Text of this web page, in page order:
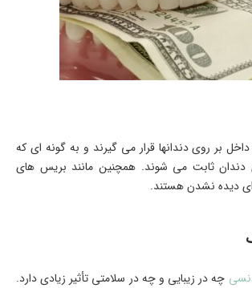
بر روی دندانها قرار می گیرند و به گونه ای که
دندان ثابت می شوند. همچنین مانند بریس های
دیده نشدن هستند.
چه در زیبایی و چه در سلامتی تأثیر زیادی دارد.